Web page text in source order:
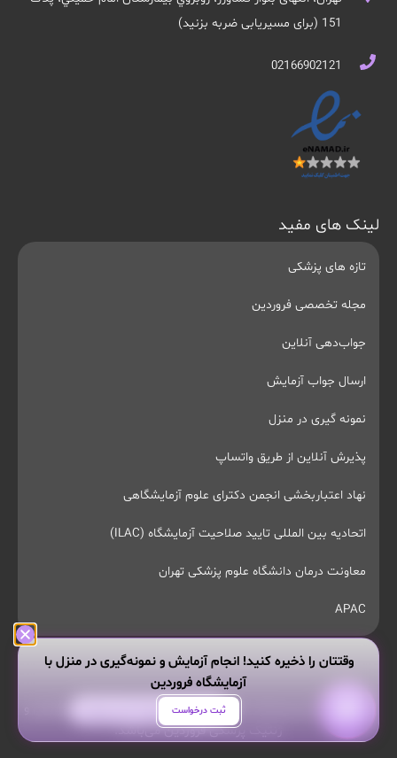
هر سوالی داری از من بپرس!
151 (برای مسیریابی ضربه بزنید)
02166902121
لینک های مفید
تازه های پزشکی
مجله تخصصی فروردین
جواب‌دهی آنلاین
ارسال جواب آزمایش
نمونه گیری در منزل
پذیرش آنلاین از طریق واتساپ
نهاد اعتباربخشی انجمن دکترای علوم آزمایشگاهی
اتحادیه بین المللی تایید صلاحیت آزمایشگاه (ILAC)
معاونت درمان دانشگاه علوم پزشکی تهران
APAC
تمام حقوق این وبسایت محفوظ و مربوط به آزمایشگاه پاتوبیولوژی و
ژنتیک پزشکی فروردین می‌باشد.
وقتتان را ذخیره کنید! انجام آزمایش و نمونه‌گیری در منزل با
آزمایشگاه فروردین
ثبت درخواست